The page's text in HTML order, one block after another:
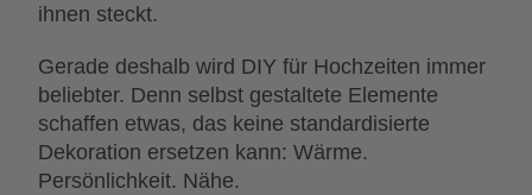
ihnen steckt.
Gerade deshalb wird DIY für Hochzeiten immer
beliebter. Denn selbst gestaltete Elemente
schaffen etwas, das keine standardisierte
Dekoration ersetzen kann: Wärme.
Persönlichkeit. Nähe.